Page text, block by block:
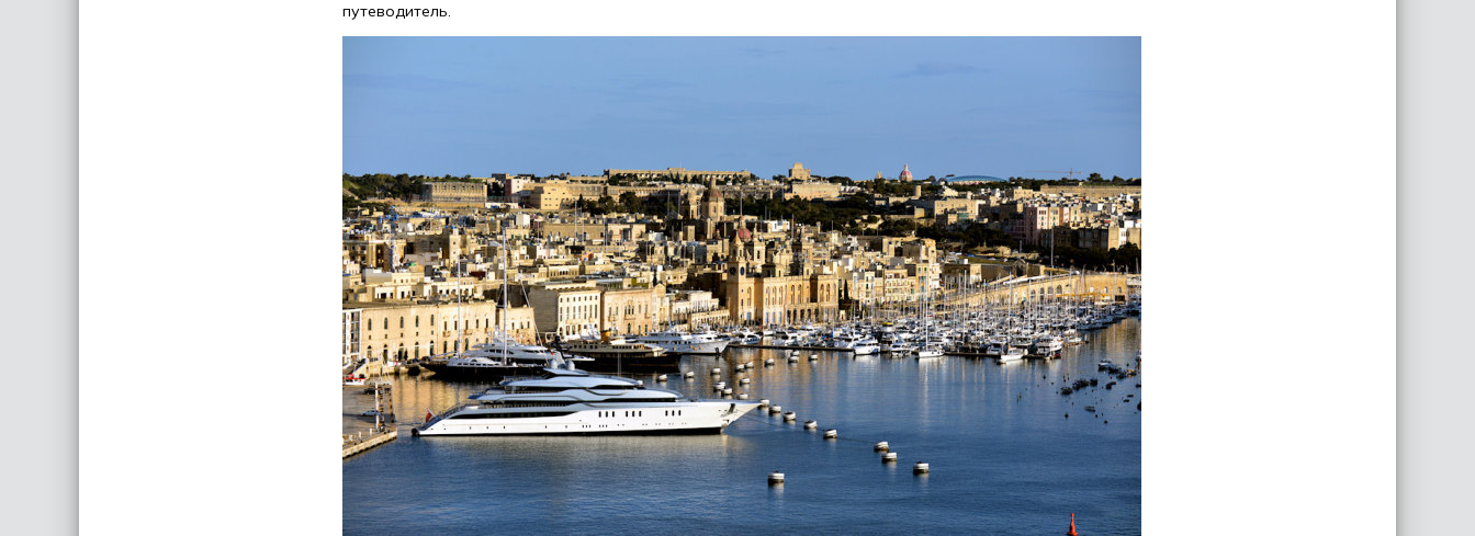
путеводитель.